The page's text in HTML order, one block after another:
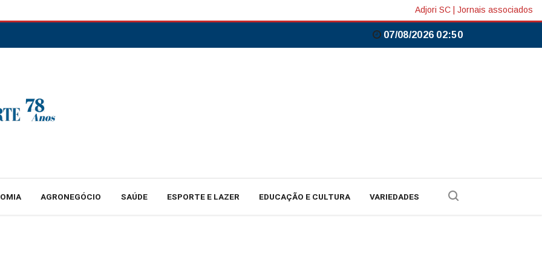
Adjori SC Jornais associados
07/08/2026 02:50
AGRONEGÓCIO SAÚDE ESPORTE E LAZER EDUCAÇÃO E CULTURA VARIEDADES